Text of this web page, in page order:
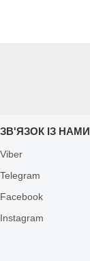
ЗВ'ЯЗОК ІЗ НАМИ
Viber
Telegram
Facebook
Іnstagram